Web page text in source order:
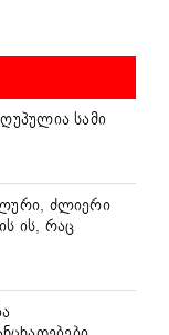
სამი
ძლიერი
ის, რაც